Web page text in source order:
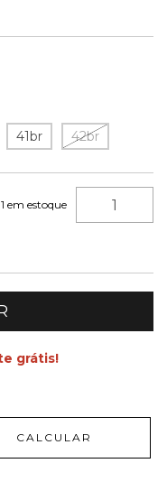
41br 42br
1 em estoque
grátis!
CALCULAR